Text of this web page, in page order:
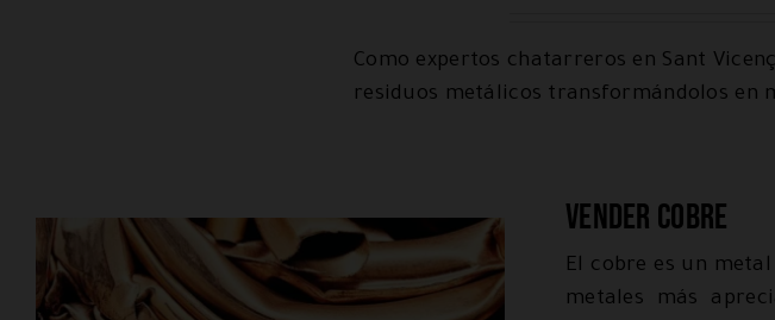
Como expertos chatarreros en Sant
residuos metálicos transformándolos en
Vender cobre
El cobre es un
metales más